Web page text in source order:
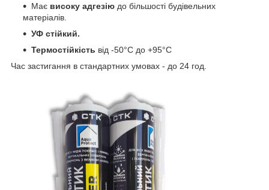
Має високу адгезію до більшості будівельних
матеріалів.
УФ стійкий.
Термостійкість від -50°С до +95°С
Час застигання в стандартних умовах - до 24 год.